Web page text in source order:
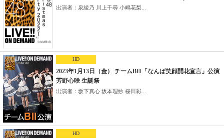
出演者：泉綾乃 川上千尋 小嶋花梨...
HD
2023年1月13日（金） チームBII「なんば笑顔開花宣言」公演
芳野心咲 生誕祭
出演者：坂下真心 坂本理紗 桜田彩...
HD